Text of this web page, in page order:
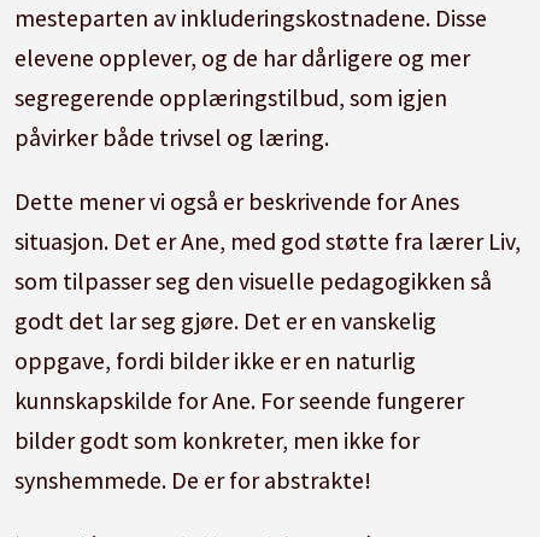
mesteparten av inkluderingskostnadene. Disse
elevene opplever, og de har dårligere og mer
segregerende opplæringstilbud, som igjen
påvirker både trivsel og læring.
Dette mener vi også er beskrivende for Anes
situasjon. Det er Ane, med god støtte fra lærer Liv,
som tilpasser seg den visuelle pedagogikken så
godt det lar seg gjøre. Det er en vanskelig
oppgave, fordi bilder ikke er en naturlig
kunnskapskilde for Ane. For seende fungerer
bilder godt som konkreter, men ikke for
synshemmede. De er for abstrakte!